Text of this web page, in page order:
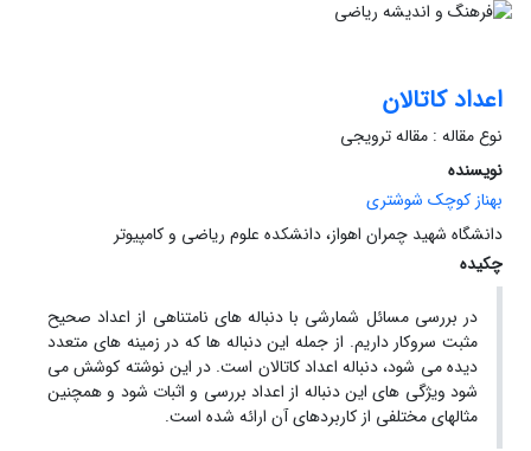
اعداد کاتالان
نوع مقاله : مقاله ترویجی
نویسنده
بهناز کوچک شوشتری
دانشگاه شهید چمران اهواز، دانشکده علوم ریاضی و کامپیوتر
چکیده
در بررسی مسائل شمارشی با دنباله های نامتناهی از اعداد صحیح
مثبت سروکار داریم. از جمله این دنباله ها که در زمینه های متعدد
دیده می شود، دنباله اعداد کاتالان است. در این نوشته کوشش می
شود ویژگی های این دنباله از اعداد بررسی و اثبات شود و همچنین
مثالهای مختلفی از کاربردهای آن ارائه شده است.